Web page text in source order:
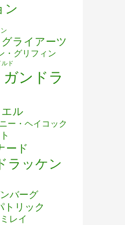
ン
ライアーツ
・グリフィン
ド
ンドラ
ル
ー・ヘイコック
ード
ラッケン
バーグ
トリック
レイ